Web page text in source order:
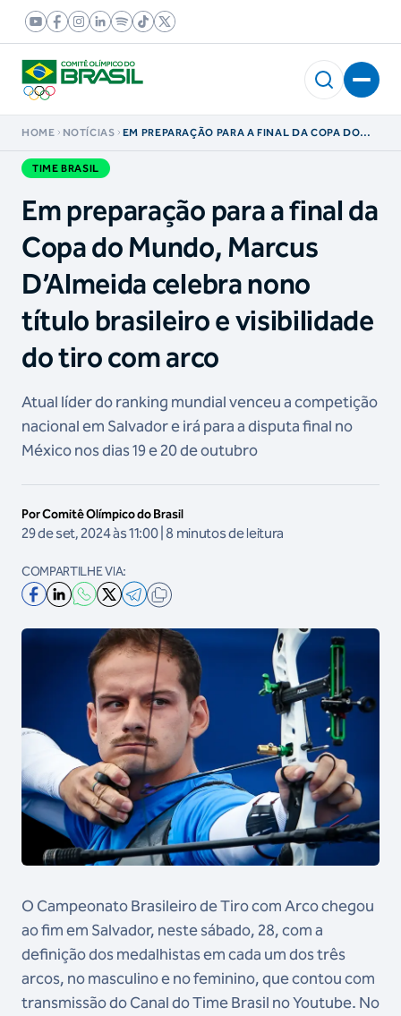
HOME NOTÍCIAS
EM PREPARAÇÃO PARA A FINAL DA COPA DO
TIME BRASIL
Em preparação para a final da
Copa do Mundo, Marcus
D’Almeida celebra nono
título brasileiro e visibilidade
do tiro com arco
Atual líder do ranking mundial venceu a competição
nacional em Salvador e irá para a disputa final no
México nos dias 19 e 20 de outubro
Por Comitê Olímpico do Brasil
29 de set, 2024 às 11:00 | 8 minutos de leitura
COMPARTILHE VIA:
O Campeonato Brasileiro de Tiro com Arco chegou
ao fim em Salvador, neste sábado, 28, com a
definição dos medalhistas em cada um dos três
arcos, no masculino e no feminino, que contou com
transmissão do Canal do Time Brasil no Youtube. No